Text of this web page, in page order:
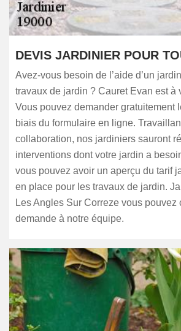
DEVIS JARDINIER POUR
Avez-vous besoin de l’aide d’un
travaux de jardin ? Cauret Evan est à
Vous pouvez demander gratuitement
biais du formulaire en ligne.
collaboration, nos jardiniers sauront
interventions dont votre jardin a
vous pouvez avoir un aperçu du tarif
en place pour les travaux de jardin.
Les Angles Sur Correze vous pouvez
demande à notre équipe.